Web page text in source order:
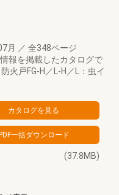
月 ／ 全348ページ
報を掲載したカタログで
火戸FG-H／L-H／L：虫イ
(37.8MB)